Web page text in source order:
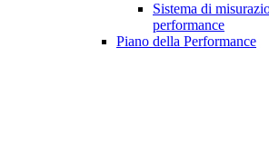
Sistema di
performance
Piano della Performance